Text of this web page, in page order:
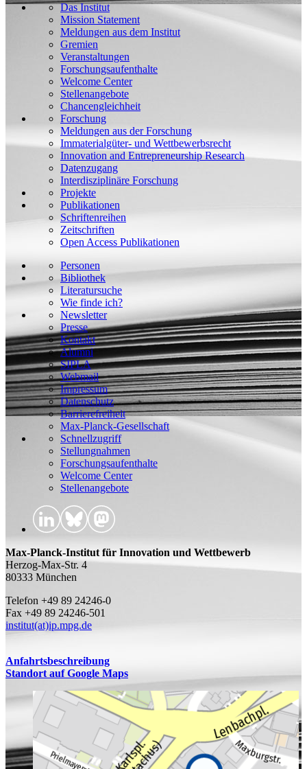
Das Institut
Mission Statement
Meldungen aus dem Institut
Gremien
Veranstaltungen
Forschungsaufenthalte
Welcome Center
Stellenangebote
Chancengleichheit
Forschung
Meldungen aus der Forschung
Immaterialgüter- und Wettbewerbsrecht
Innovation and Entrepreneurship Research
Datenzugang
Interdisziplinäre Forschung
Projekte
Publikationen
Schriftenreihen
Zeitschriften
Open Access Publikationen
Personen
Bibliothek
Literatursuche
Wie finde ich?
Newsletter
Presse
Kontakt
Alumni
SIPLA
Webmail
Impressum
Datenschutz
Barrierefreiheit
Max-Planck-Gesellschaft
Schnellzugriff
Stellungnahmen
Forschungsaufenthalte
Welcome Center
Stellenangebote
Max-Planck-Institut für Innovation und Wettbewerb
Herzog-Max-Str. 4
80333 München
Telefon +49 89 24246-0
Fax +49 89 24246-501
institut(at)ip.mpg.de
Anfahrtsbeschreibung
Standort auf Google Maps